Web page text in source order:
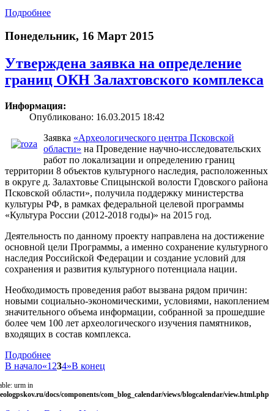
Подробнее
Понедельник, 16 Март 2015
Утверждена заявка на определение
границ ОКН Залахтовского комплекса
Информация:
Опубликовано: 16.03.2015 18:42
Заявка «Археологического центра Псковской
области» на Проведение научно-исследовательских
работ по локализации и определению границ
территории 8 объектов культурного наследия, расположенных
в округе д. Залахтовье Спицынской волости Гдовского района
Псковской области», получила поддержку министерства
культуры РФ, в рамках федеральной целевой программы
«Культура России (2012-2018 годы)» на 2015 год.
Деятельность по данному проекту направлена на достижение
основной цели Программы, а именно сохранение культурного
наследия Российской Федерации и создание условий для
сохранения и развития культурного потенциала нации.
Необходимость проведения работ вызвана рядом причин:
новыми социально-экономическими, условиями, накоплением
значительного объема информации, собранной за прошедшие
более чем 100 лет археологического изучения памятников,
входящих в состав комплекса.
Подробнее
В начало«1 234»В конец
urm in
docs/components/com_blog_calendar/views/blogcalendar/view.html.php